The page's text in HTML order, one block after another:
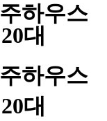
하우스
대
하우스
대